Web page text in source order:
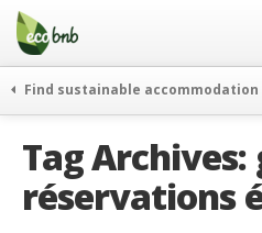
Menu
Skip
content
Offres Spéciales
FAQ
À propos
Find sustainable accommodation
Tag Archives:
réservations